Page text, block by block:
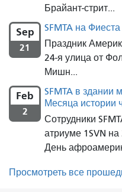
Брайант-стрит...
Sep
21
SFMTA на
Праздник
24-я улица от
Мишн...
Feb
2
SFMTA в здании
Месяца истории
Сотрудники
атриуме 1SVN
День
Просмотреть все